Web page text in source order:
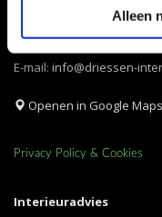
Alleen
06-
E-mail: info@driessen-
Openen in Google Maps
Privacy Policy & Cookies
Interieuradvies